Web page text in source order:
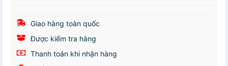
Giao hàng toàn quốc
Được kiểm tra hàng
Thanh toán khi nhận hàng